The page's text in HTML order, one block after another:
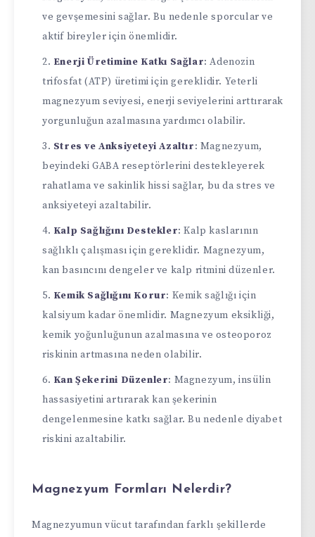
ve gevşemesini sağlar. Bu nedenle sporcular ve
aktif bireyler için önemlidir.
Enerji Üretimine Katkı Sağlar: Adenozin
trifosfat (ATP) üretimi için gereklidir. Yeterli
magnezyum seviyesi, enerji seviyelerini arttırarak
yorgunluğun azalmasına yardımcı olabilir.
Stres ve Anksiyeteyi Azaltır: Magnezyum,
beyindeki GABA reseptörlerini destekleyerek
rahatlama ve sakinlik hissi sağlar, bu da stres ve
anksiyeteyi azaltabilir.
Kalp Sağlığını Destekler: Kalp kaslarının
sağlıklı çalışması için gereklidir. Magnezyum,
kan basıncını dengeler ve kalp ritmini düzenler.
Kemik Sağlığını Korur: Kemik sağlığı için
kalsiyum kadar önemlidir. Magnezyum eksikliği,
kemik yoğunluğunun azalmasına ve osteoporoz
riskinin artmasına neden olabilir.
Kan Şekerini Düzenler: Magnezyum, insülin
hassasiyetini artırarak kan şekerinin
dengelenmesine katkı sağlar. Bu nedenle diyabet
riskini azaltabilir.
Magnezyum Formları Nelerdir?
Magnezyumun vücut tarafından farklı şekillerde